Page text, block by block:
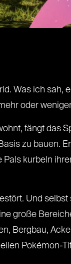
Was ich sah,
oder
fängt das
zu bauen.
kurbeln
Und
große
Bergbau,
Pokémon-